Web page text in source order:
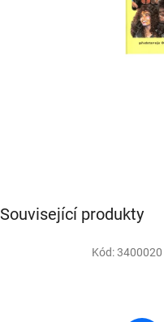
Související produkty
Kód:3400020